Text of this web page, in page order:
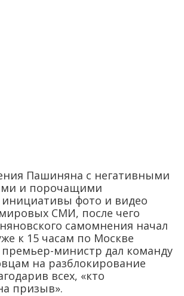
Пашиняна с негативными
и порочащими
фото и видео
СМИ, после чего
самомнения начал
к 15 часам по Москве
министр дал команду
на разблокирование
всех, «кто
призыв».